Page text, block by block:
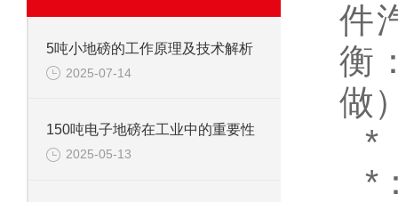
5吨小地磅的工作原理及技术解析
2025-07-14
150吨电子地磅在工业中的重要性
2025-05-13
件
衡
做
*
*